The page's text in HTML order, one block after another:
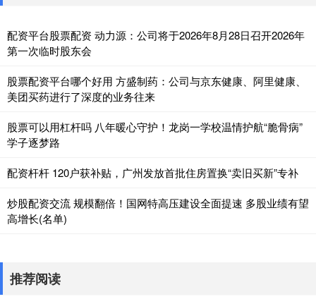
配资平台股票配资 动力源：公司将于2026年8月28日召开2026年
第一次临时股东会
股票配资平台哪个好用 方盛制药：公司与京东健康、阿里健康、
美团买药进行了深度的业务往来
股票可以用杠杆吗 八年暖心守护！龙岗一学校温情护航“脆骨病”
学子逐梦路
配资杆杆 120户获补贴，广州发放首批住房置换“卖旧买新”专补
炒股配资交流 规模翻倍！国网特高压建设全面提速 多股业绩有望
高增长(名单)
推荐阅读